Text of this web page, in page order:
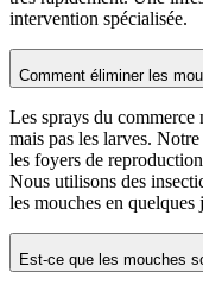
intervention spécialisée.
Comment éliminer les
Les sprays du commerce
mais pas les larves.
les foyers de
Nous utilisons des
les mouches en quelques
Est-ce que les mouches